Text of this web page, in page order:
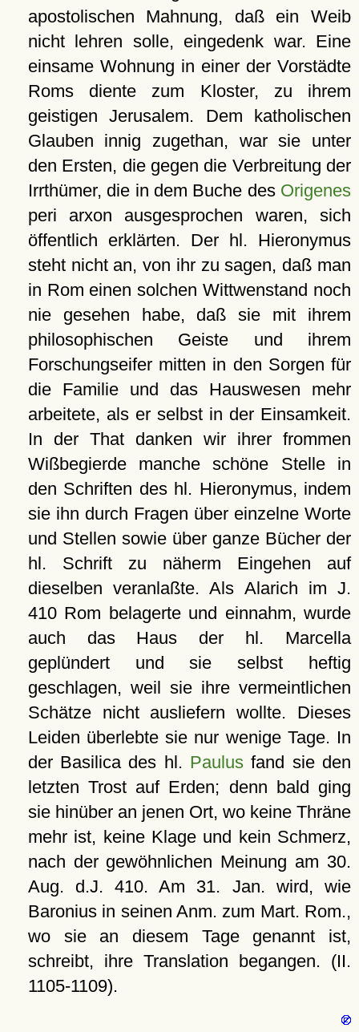
apostolischen Mahnung, daß ein Weib
nicht lehren solle, eingedenk war. Eine
einsame Wohnung in einer der Vorstädte
Roms diente zum Kloster, zu ihrem
geistigen Jerusalem. Dem katholischen
Glauben innig zugethan, war sie unter
den Ersten, die gegen die Verbreitung der
Irrthümer, die in dem Buche des Origenes
peri arxon ausgesprochen waren, sich
öffentlich erklärten. Der hl. Hieronymus
steht nicht an, von ihr zu sagen, daß man
in Rom einen solchen Wittwenstand noch
nie gesehen habe, daß sie mit ihrem
philosophischen Geiste und ihrem
Forschungseifer mitten in den Sorgen für
die Familie und das Hauswesen mehr
arbeitete, als er selbst in der Einsamkeit.
In der That danken wir ihrer frommen
Wißbegierde manche schöne Stelle in
den Schriften des hl. Hieronymus, indem
sie ihn durch Fragen über einzelne Worte
und Stellen sowie über ganze Bücher der
hl. Schrift zu näherm Eingehen auf
dieselben veranlaßte. Als Alarich im J.
410 Rom belagerte und einnahm, wurde
auch das Haus der hl. Marcella
geplündert und sie selbst heftig
geschlagen, weil sie ihre vermeintlichen
Schätze nicht ausliefern wollte. Dieses
Leiden überlebte sie nur wenige Tage. In
der Basilica des hl. Paulus fand sie den
letzten Trost auf Erden; denn bald ging
sie hinüber an jenen Ort, wo keine Thräne
mehr ist, keine Klage und kein Schmerz,
nach der gewöhnlichen Meinung am 30.
Aug. d.J. 410. Am 31. Jan. wird, wie
Baronius in seinen Anm. zum Mart. Rom.,
wo sie an diesem Tage genannt ist,
schreibt, ihre Translation begangen. (II.
1105-1109).